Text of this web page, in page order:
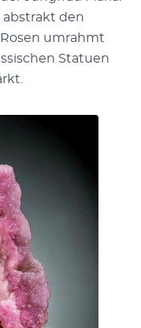
abstrakt den
umrahmt
Statuen